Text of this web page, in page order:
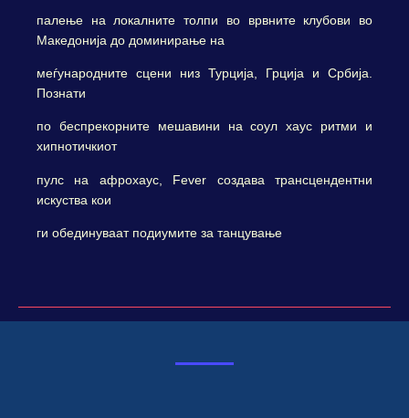
палење на локалните толпи во врвните клубови во
Македонија до доминирање на
меѓународните сцени низ Турција, Грција и Србија.
Познати
по беспрекорните мешавини на соул хаус ритми и
хипнотичкиот
пулс на афрохаус, Fever создава трансцендентни
искуства кои
ги обединуваат подиумите за танцување